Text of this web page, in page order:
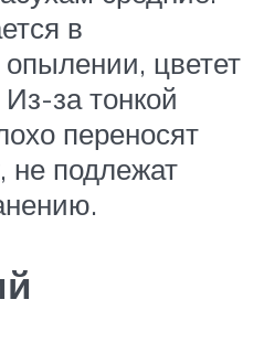
в
цветет
за тонкой
переносят
не подлежат